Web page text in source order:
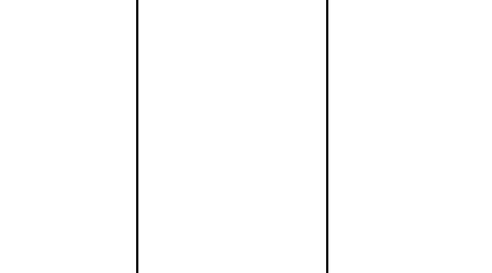
/ SWIFT, выгодный обмен, удалённое открытие за
/ SWIFT, выгодный обмен, удалённое открытие за